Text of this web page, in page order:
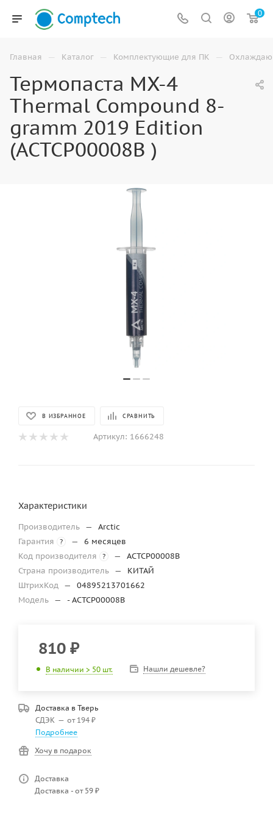
0
Главная — Каталог — Комплектующие для ПК —
Термопаста MX-4
Thermal Compound 8-
gramm 2019 Edition
(ACTCP00008B )
В ИЗБРАННОЕ СРАВНИТЬ
Артикул: 1666248
Характеристики
Производитель —
Arctic
Гарантия
? —
6 месяцев
Код производителя
? —
ACTCP00008B
Страна производитель —
КИТАЙ
ШтрихКод —
04895213701662
Модель — - ACTCP00008B
810 ₽
В наличии > 50 шт. Нашли дешевле?
Доставка в Тверь
СДЭК — от 194 ₽
Подробнее
Хочу в подарок
Доставка
Доставка - от 59 ₽